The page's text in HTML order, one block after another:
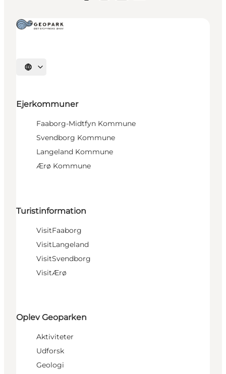
Vælg sprog
Ejerkommuner
Faaborg-Midtfyn Kommune
Svendborg Kommune
Langeland Kommune
Ærø Kommune
Turistinformation
VisitFaaborg
VisitLangeland
VisitSvendborg
VisitÆrø
Oplev Geoparken
Aktiviteter
Udforsk
Geologi